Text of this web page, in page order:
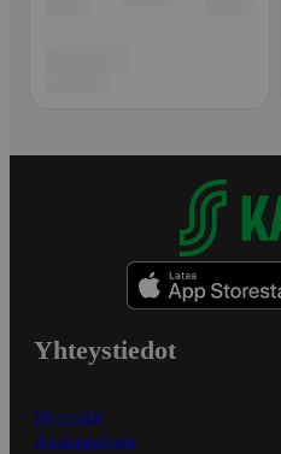
Yhteystiedot
Myymälät
Asiakaspalvelu